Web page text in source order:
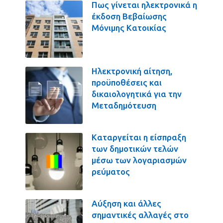
Πως γίνεται ηλεκτρονικά η
έκδοση Βεβαίωσης
Μόνιμης Κατοικίας
Ηλεκτρονική αίτηση,
προϋποθέσεις και
δικαιολογητικά για την
Μεταδημότευση
Καταργείται η είσπραξη
των δημοτικών τελών
μέσω των λογαριασμών
ρεύματος
Αύξηση και άλλες
σημαντικές αλλαγές στο